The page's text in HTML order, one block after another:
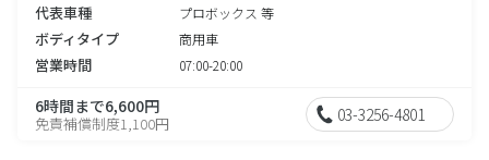
代表車種 プロボックス 等
ボディタイプ 商用車
営業時間 07:00-20:00
6時間まで6,600円
免責補償制度1,100円 03-3256-4801